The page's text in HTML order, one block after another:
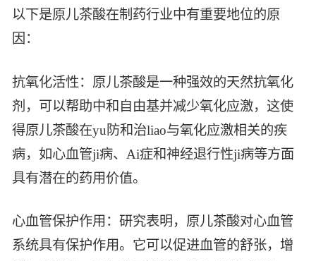
生物制药
高通量骐骥平台
唯责任
可持续发展
社会责任
以下是原儿茶酸在制药行业中有重要地位的原
因：
抗氧化活性：原儿茶酸是一种强效的天然抗氧化
剂，可以帮助中和自由基并减少氧化应激，这使
得原儿茶酸在yu防和治liao与氧化应激相关的疾
病，如心血管ji病、Ai症和神经退行性ji病等方面
具有潜在的药用价值。
心血管保护作用：研究表明，原儿茶酸对心血管
系统具有保护作用。它可以促进血管的舒张，增